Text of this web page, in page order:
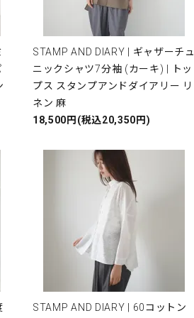
STAMP AND DIARY | ギャザーチュ
ニックシャツ7分袖 (カーキ) | トッ
プス スタンプアンドダイアリー リ
ネン 麻
18,500円(税込20,350円)
STAMP AND DIARY | 60コットン